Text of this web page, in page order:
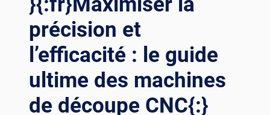
précision et
l’efficacité : le guide
ultime des machines
de découpe CNC{:}